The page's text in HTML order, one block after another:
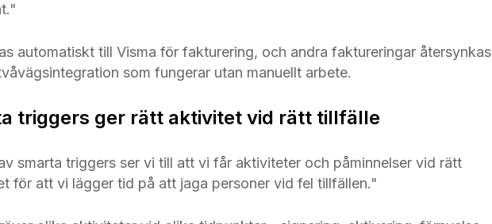
automatiskt till Visma för fakturering, och andra faktureringar återsynkas
som fungerar utan manuellt arbete.
triggers ger rätt aktivitet vid rätt tillfälle
smarta triggers ser vi till att vi får aktiviteter och påminnelser vid rätt
för att vi lägger tid på att jaga personer vid fel tillfällen."